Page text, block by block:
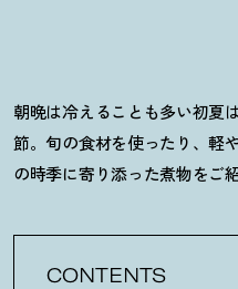
朝晩は冷えることも多い初夏
節。旬の食材を使ったり、軽
の時季に寄り添った煮物をご
CONTENTS